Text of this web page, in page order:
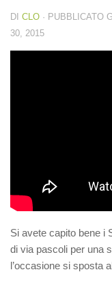
DI CLO · PUBBLICATO
30, 2015
Si avete capito bene i
di via pascoli per una
l’occasione si sposta